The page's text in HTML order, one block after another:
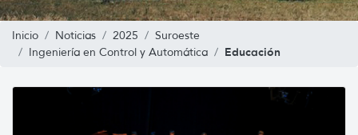
Inicio Noticias 2025
Suroeste
Ingeniería en Control y Automática
Educación